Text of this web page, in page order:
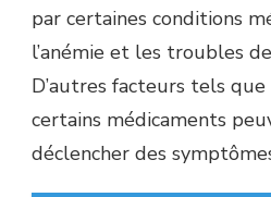
par certaines conditions
l’anémie et les troubles
D’autres facteurs tels que
certains médicaments
déclencher des